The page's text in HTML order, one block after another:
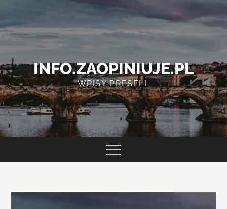
content
INFO.ZAOPINIUJE.PL
WPISY PRESELL